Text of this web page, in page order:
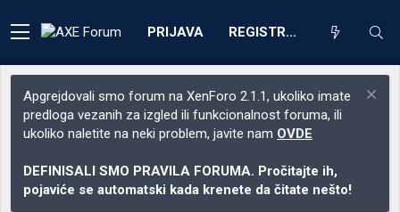
PRIJAVA REGISTRACIJA
Apgrejdovali smo forum na XenForo 2.1.1, ukoliko imate
predloga vezanih za izgled ili funkcionalnost foruma, ili
ukoliko naletite na neki problem, javite nam OVDE
DEFINISALI SMO PRAVILA FORUMA. Pročitajte ih,
pojaviće se automatski kada krenete da čitate nešto!